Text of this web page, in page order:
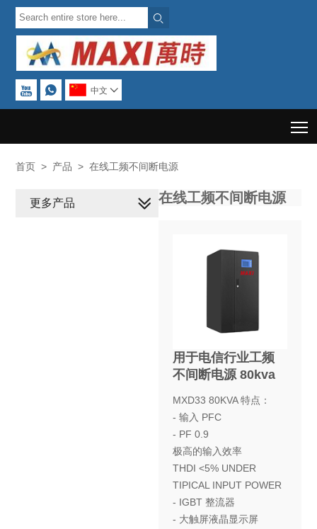

  中文 
首页 > 产品 > 在线工频不间断电源
在线工频不间断电源
用于电信行业工频
不间断电源 80kva
MXD33 80KVA 特点：
- 输入 PFC
- PF 0.9
极高的输入效率
THDI <5% UNDER
TIPICAL INPUT POWER
- IGBT 整流器
- 大触屏液晶显示屏
更多产品